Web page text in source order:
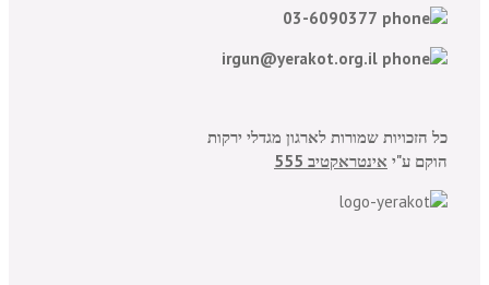
כל הזכויות שמורות לארגון מגדלי ירקות
הוקם ע"י אינטראקטיב 555